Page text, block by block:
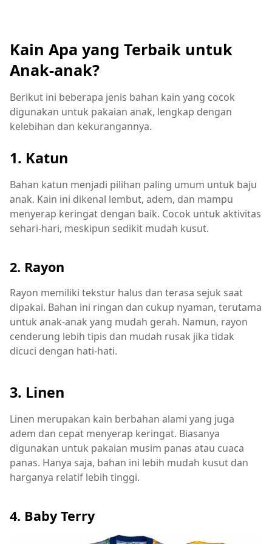
Kain Apa yang Terbaik untuk
Anak-anak?
Berikut ini beberapa jenis bahan kain yang cocok
digunakan untuk pakaian anak, lengkap dengan
kelebihan dan kekurangannya.
1. Katun
Bahan katun menjadi pilihan paling umum untuk baju
anak. Kain ini dikenal lembut, adem, dan mampu
menyerap keringat dengan baik. Cocok untuk aktivitas
sehari-hari, meskipun sedikit mudah kusut.
2. Rayon
Rayon memiliki tekstur halus dan terasa sejuk saat
dipakai. Bahan ini ringan dan cukup nyaman, terutama
untuk anak-anak yang mudah gerah. Namun, rayon
cenderung lebih tipis dan mudah rusak jika tidak
dicuci dengan hati-hati.
3. Linen
Linen merupakan kain berbahan alami yang juga
adem dan cepat menyerap keringat. Biasanya
digunakan untuk pakaian musim panas atau cuaca
panas. Hanya saja, bahan ini lebih mudah kusut dan
harganya relatif lebih tinggi.
4. Baby Terry